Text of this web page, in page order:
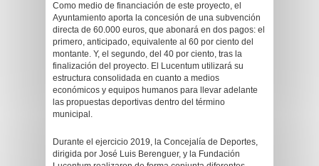
Como medio de financiación de este proyecto, el
Ayuntamiento aporta la concesión de una subvención
directa de 60.000 euros, que abonará en dos pagos: el
primero, anticipado, equivalente al 60 por ciento del
montante. Y, el segundo, del 40 por ciento, tras la
finalización del proyecto. El Lucentum utilizará su
estructura consolidada en cuanto a medios
económicos y equipos humanos para llevar adelante
las propuestas deportivas dentro del término
municipal.
Durante el ejercicio 2019, la Concejalía de Deportes,
dirigida por José Luis Berenguer, y la Fundación